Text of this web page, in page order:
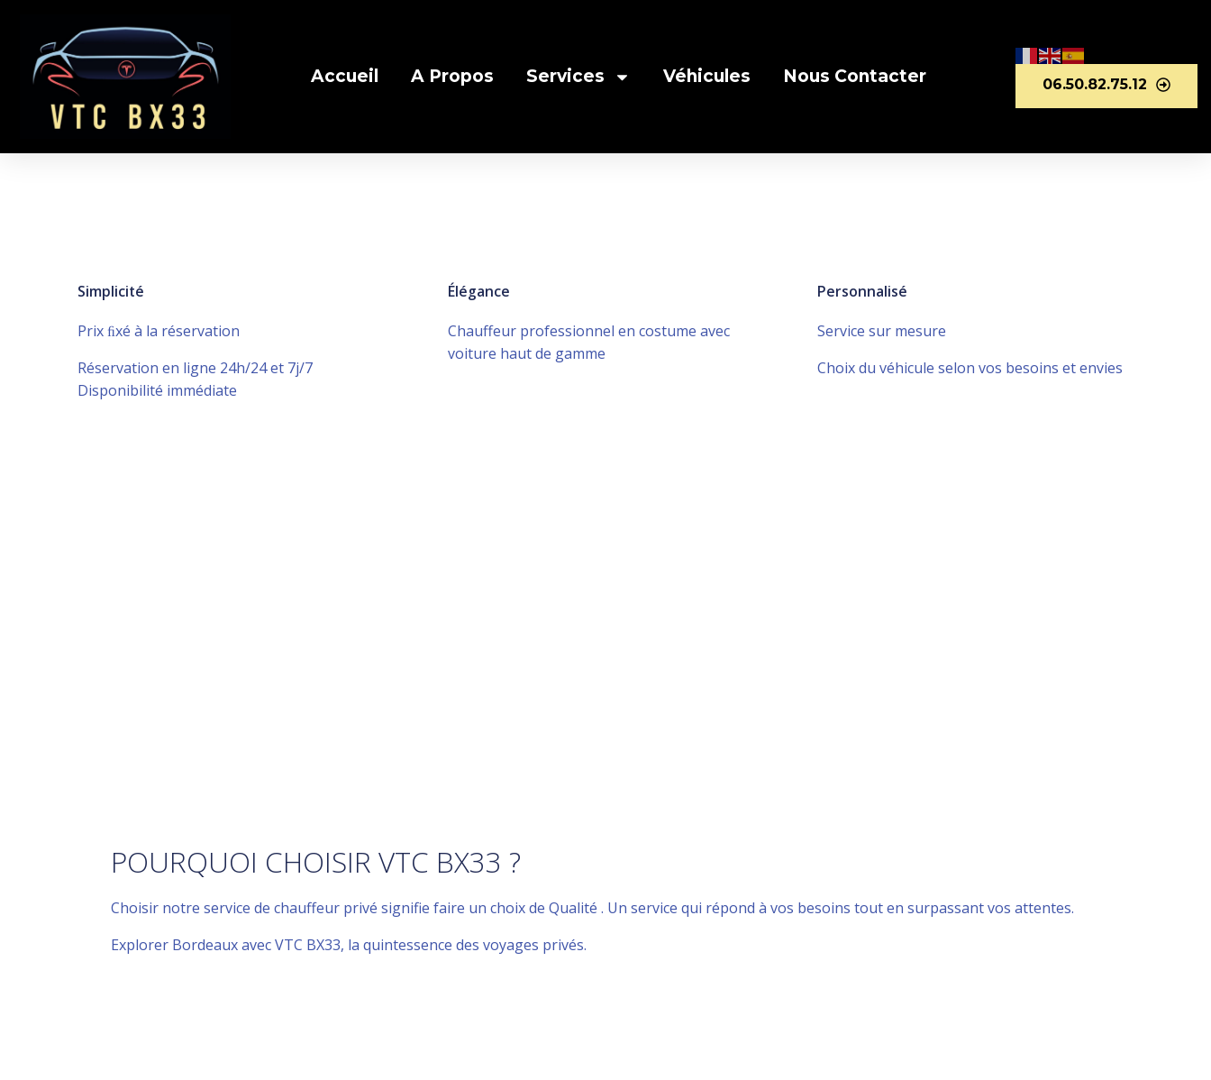
Accueil A Propos Services Véhicules Nous Contacter 06.50.82.75.12
Simplicité
Prix ﬁxé à la réservation
Réservation en ligne 24h/24 et 7j/7
Disponibilité immédiate
Élégance
Chauffeur professionnel en costume avec
voiture haut de gamme
Personnalisé
Service sur mesure
Choix du véhicule selon vos besoins et envies
POURQUOI CHOISIR VTC BX33 ?
Choisir notre service de chauffeur privé signifie faire un choix de Qualité . Un service qui répond à vos besoins tout en surpassant vos attentes.
Explorer Bordeaux avec VTC BX33, la quintessence des voyages privés.